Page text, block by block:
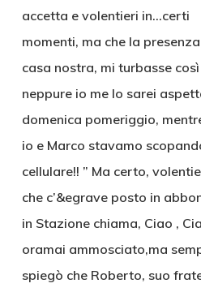
accetta e volentieri in…certi
momenti, ma che la
casa nostra, mi turbasse
neppure io me lo sarei
domenica pomeriggio,
io e Marco stavamo
cellulare!! ” Ma certo,
che c’&egrave posto in
in Stazione chiama, Ciao ,
oramai ammosciato,ma
spiegò che Roberto, suo